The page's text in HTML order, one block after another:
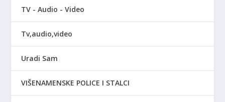
TV - Audio - Video
Tv,audio,video
Uradi Sam
VIŠENAMENSKE POLICE I STALCI